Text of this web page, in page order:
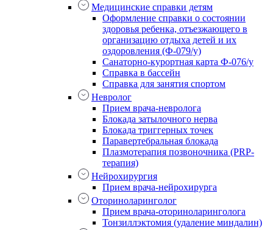
Медицинские справки детям
Оформление справки о состоянии
здоровья ребенка, отъезжающего в
организацию отдыха детей и их
оздоровления (Ф-079/у)
Санаторно-курортная карта Ф-076/у
Справка в бассейн
Справка для занятия спортом
Невролог
Прием врача-невролога
Блокада затылочного нерва
Блокада триггерных точек
Паравертебральная блокада
Плазмотерапия позвоночника (PRP-
терапия)
Нейрохирургия
Прием врача-нейрохирурга
Оториноларинголог
Прием врача-оториноларинголога
Тонзиллэктомия (удаление миндалин)